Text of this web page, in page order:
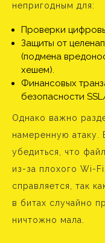
непригодным для:
Проверки
Защиты от
(подмена
хешем).
Финансовых
безопасности
Однако важно
намеренную атаку.
убедиться, что
из-за плохого Wi-
справляется, так
в битах случайно
ничтожно мала.